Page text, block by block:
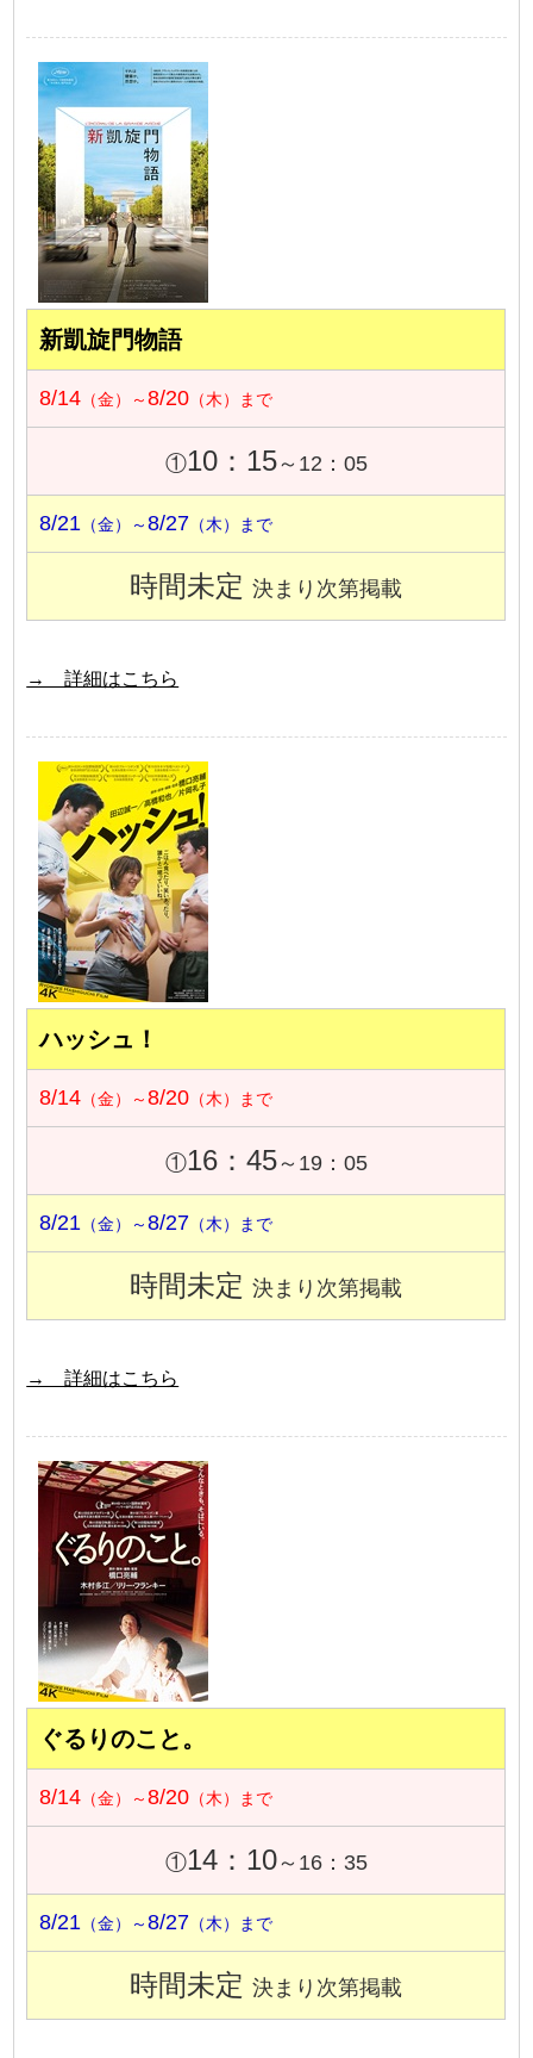
新凱旋門物語
8/14 （金）～8/20 （木）まで
①10：15～12：05
8/21 （金）～8/27 （木）まで
時間未定決まり次第掲載
→ 詳細はこちら
ハッシュ！
8/14 （金）～8/20 （木）まで
①16：45～19：05
8/21 （金）～8/27 （木）まで
時間未定決まり次第掲載
→ 詳細はこちら
ぐるりのこと。
8/14 （金）～8/20 （木）まで
①14：10～16：35
8/21 （金）～8/27 （木）まで
時間未定決まり次第掲載